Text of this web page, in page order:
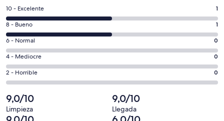
en
una
ventana
nueva
1
comentarios
de
un
total
de
2
con
una
puntuación
de
10 - Excelente 1
1
comentarios
de
un
total
de
2
con
una
8 - Bueno 1
0
comentarios
de
un
total
de
2
con
6 - Normal 0
0
comentarios
de
total
de
4 - Mediocre 0
0
comentarios
de
un
total
2 - Horrible 0
9,0/10
Limpieza
9,0/10
Llegada